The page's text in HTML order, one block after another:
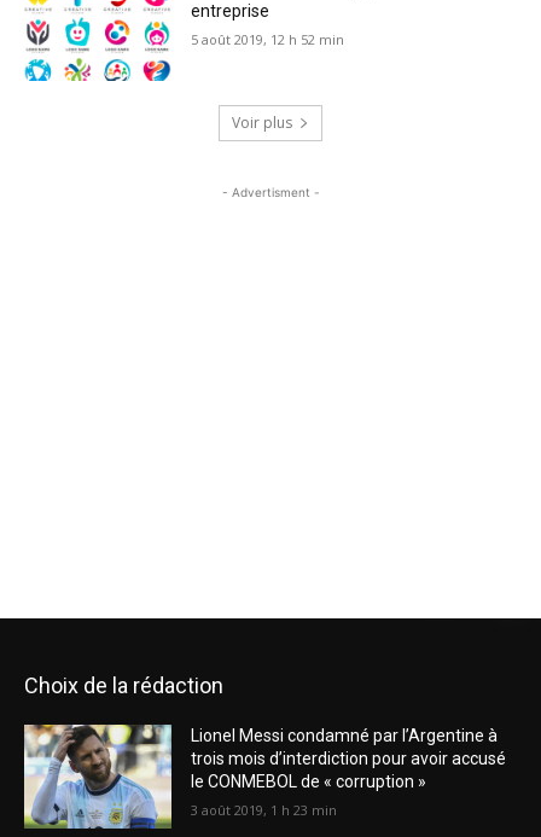
entreprise
5 août 2019, 12 h 52 min
Voir plus
- Advertisment -
Choix de la rédaction
Lionel Messi condamné par l’Argentine à
trois mois d’interdiction pour avoir accusé
le CONMEBOL de « corruption »
3 août 2019, 1 h 23 min